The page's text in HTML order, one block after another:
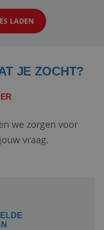
droomreis te
LADEN
JE ZOCHT?
we zorgen voor
vraag.
Policy